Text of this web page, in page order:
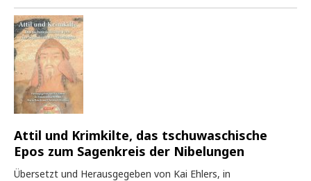
Attil und Krimkilte, das tschuwaschische
Epos zum Sagenkreis der Nibelungen
Übersetzt und Herausgegeben von Kai Ehlers, in